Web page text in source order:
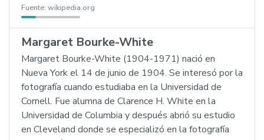
Fuente: wikipedia.org
Margaret Bourke-White
Margaret Bourke-White (1904-1971) nació en
Nueva York el 14 de junio de 1904. Se interesó por la
fotografía cuando estudiaba en la Universidad de
Cornell. Fue alumna de Clarence H. White en la
Universidad de Columbia y después abrió su estudio
en Cleveland donde se especializó en la fotografía